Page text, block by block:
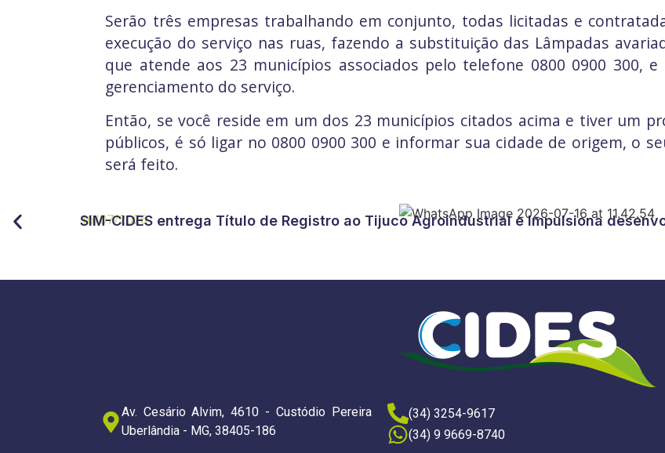
Serão três empresas trabalhando em conjunto, todas licitadas e
execução do serviço nas ruas, fazendo a substituição das Lâmpadas
que atende aos 23 municípios associados pelo telefone 0800 0900 300,
gerenciamento do serviço.
Então, se você reside em um dos 23 municípios citados acima e tiver um
públicos, é só ligar no 0800 0900 300 e informar sua cidade de origem, o
será feito.
16/07/2026
SIM-CIDES entrega Título de Registro ao Tijuco Agroindustrial e Impulsiona
Av. Cesário Alvim, 4610 - Custódio Pereira
Uberlândia - MG, 38405-186
(34) 3254-9617
(34) 9 9669-8740